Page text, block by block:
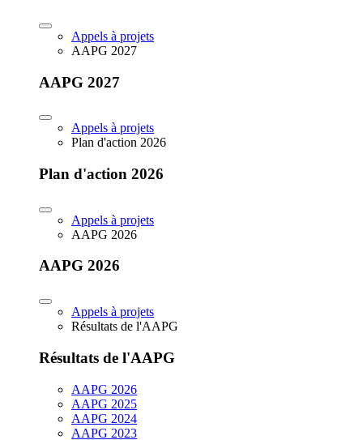
Appels à projets
AAPG 2027
AAPG 2027
Appels à projets
Plan d'action 2026
Plan d'action 2026
Appels à projets
AAPG 2026
AAPG 2026
Appels à projets
Résultats de l'AAPG
Résultats de l'AAPG
AAPG 2026
AAPG 2025
AAPG 2024
AAPG 2023